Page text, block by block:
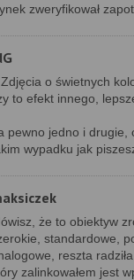
zweryfikował
o świetnych
to efekt innego,
pewno jedno i drugie,
wypadku jak
że to obiektyw
standardowe,
reszta
zalinkowałem jest